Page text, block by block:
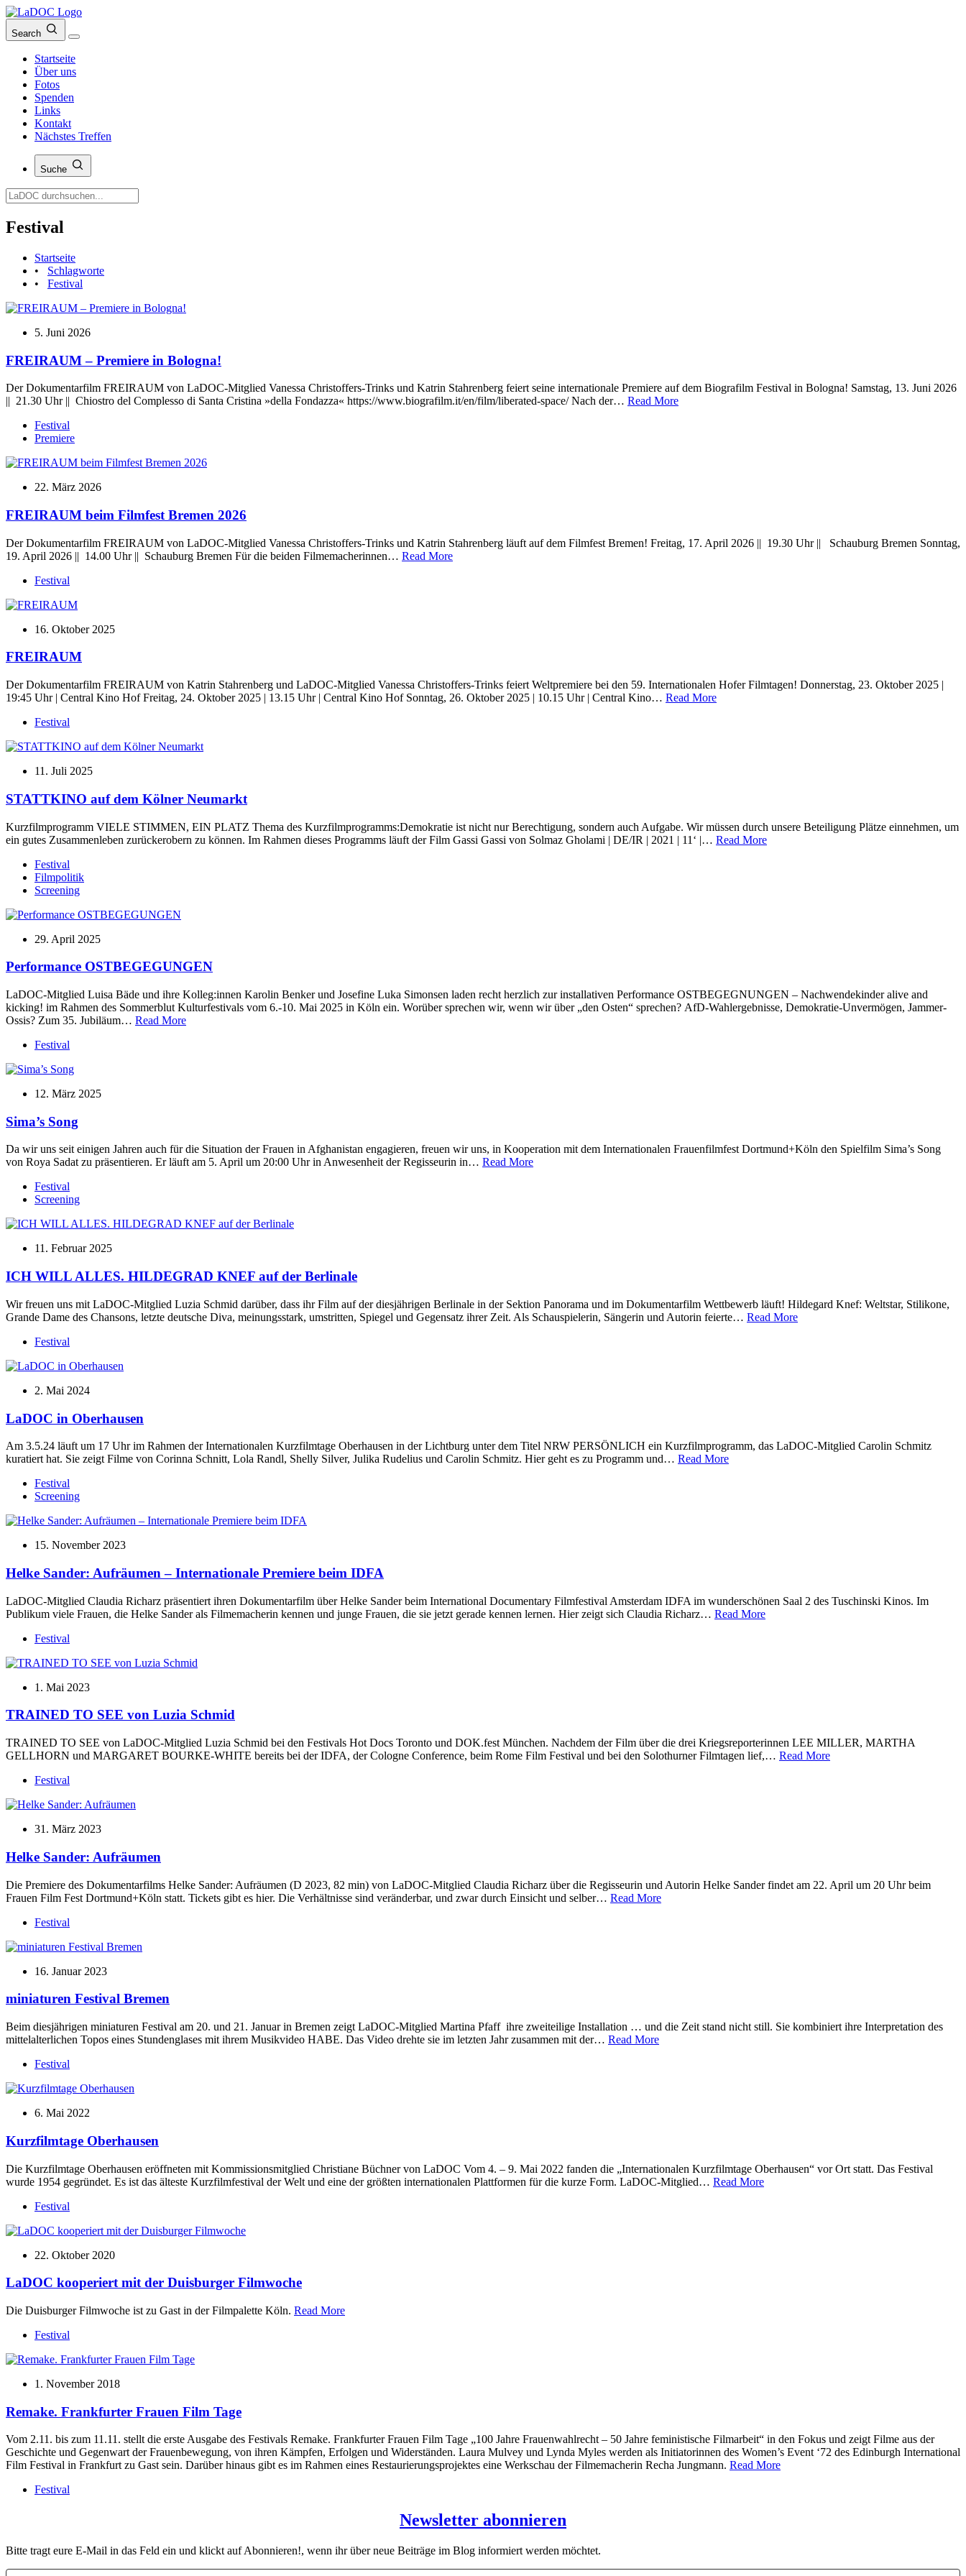
Search
Startseite
Über uns
Fotos
Spenden
Links
Kontakt
Nächstes Treffen
Suche
Festival
Startseite
• Schlagworte
• Festival
5. Juni 2026
FREIRAUM – Premiere in Bologna!
Der Dokumentarfilm FREIRAUM von LaDOC-Mitglied Vanessa Christoffers-Trinks und Katrin Stahrenberg feiert seine internationale Premiere auf dem Biografilm Festival in Bologna! Samstag, 13. Juni 2026
|| 21.30 Uhr || Chiostro del Complesso di Santa Cristina »della Fondazza« https://www.biografilm.it/en/film/liberated-space/ Nach der… Read More
Festival
Premiere
22. März 2026
FREIRAUM beim Filmfest Bremen 2026
Der Dokumentarfilm FREIRAUM von LaDOC-Mitglied Vanessa Christoffers-Trinks und Katrin Stahrenberg läuft auf dem Filmfest Bremen! Freitag, 17. April 2026 || 19.30 Uhr || Schauburg Bremen Sonntag,
19. April 2026 || 14.00 Uhr || Schauburg Bremen Für die beiden Filmemacherinnen… Read More
Festival
16. Oktober 2025
FREIRAUM
Der Dokumentarfilm FREIRAUM von Katrin Stahrenberg und LaDOC-Mitglied Vanessa Christoffers-Trinks feiert Weltpremiere bei den 59. Internationalen Hofer Filmtagen! Donnerstag, 23. Oktober 2025 |
19:45 Uhr | Central Kino Hof Freitag, 24. Oktober 2025 | 13.15 Uhr | Central Kino Hof Sonntag, 26. Oktober 2025 | 10.15 Uhr | Central Kino… Read More
Festival
11. Juli 2025
STATTKINO auf dem Kölner Neumarkt
Kurzfilmprogramm VIELE STIMMEN, EIN PLATZ Thema des Kurzfilmprogramms:Demokratie ist nicht nur Berechtigung, sondern auch Aufgabe. Wir müssen durch unsere Beteiligung Plätze einnehmen, um
ein gutes Zusammenleben zurückerobern zu können. Im Rahmen dieses Programms läuft der Film Gassi Gassi von Solmaz Gholami | DE/IR | 2021 | 11‘ |… Read More
Festival
Filmpolitik
Screening
29. April 2025
Performance OSTBEGEGUNGEN
LaDOC-Mitglied Luisa Bäde und ihre Kolleg:innen Karolin Benker und Josefine Luka Simonsen laden recht herzlich zur installativen Performance OSTBEGEGNUNGEN – Nachwendekinder alive and
kicking! im Rahmen des Sommerblut Kulturfestivals vom 6.-10. Mai 2025 in Köln ein. Worüber sprechen wir, wenn wir über „den Osten“ sprechen? AfD-Wahlergebnisse, Demokratie-Unvermögen, Jammer-
Ossis? Zum 35. Jubiläum… Read More
Festival
12. März 2025
Sima’s Song
Da wir uns seit einigen Jahren auch für die Situation der Frauen in Afghanistan engagieren, freuen wir uns, in Kooperation mit dem Internationalen Frauenfilmfest Dortmund+Köln den Spielfilm Sima’s Song
von Roya Sadat zu präsentieren. Er läuft am 5. April um 20:00 Uhr in Anwesenheit der Regisseurin in… Read More
Festival
Screening
11. Februar 2025
ICH WILL ALLES. HILDEGRAD KNEF auf der Berlinale
Wir freuen uns mit LaDOC-Mitglied Luzia Schmid darüber, dass ihr Film auf der diesjährigen Berlinale in der Sektion Panorama und im Dokumentarfilm Wettbewerb läuft! Hildegard Knef: Weltstar, Stilikone,
Grande Dame des Chansons, letzte deutsche Diva, meinungsstark, umstritten, Spiegel und Gegensatz ihrer Zeit. Als Schauspielerin, Sängerin und Autorin feierte… Read More
Festival
2. Mai 2024
LaDOC in Oberhausen
Am 3.5.24 läuft um 17 Uhr im Rahmen der Internationalen Kurzfilmtage Oberhausen in der Lichtburg unter dem Titel NRW PERSÖNLICH ein Kurzfilmprogramm, das LaDOC-Mitglied Carolin Schmitz
kuratiert hat. Sie zeigt Filme von Corinna Schnitt, Lola Randl, Shelly Silver, Julika Rudelius und Carolin Schmitz. Hier geht es zu Programm und… Read More
Festival
Screening
15. November 2023
Helke Sander: Aufräumen – Internationale Premiere beim IDFA
LaDOC-Mitglied Claudia Richarz präsentiert ihren Dokumentarfilm über Helke Sander beim International Documentary Filmfestival Amsterdam IDFA im wunderschönen Saal 2 des Tuschinski Kinos. Im
Publikum viele Frauen, die Helke Sander als Filmemacherin kennen und junge Frauen, die sie jetzt gerade kennen lernen. Hier zeigt sich Claudia Richarz… Read More
Festival
1. Mai 2023
TRAINED TO SEE von Luzia Schmid
TRAINED TO SEE von LaDOC-Mitglied Luzia Schmid bei den Festivals Hot Docs Toronto und DOK.fest München. Nachdem der Film über die drei Kriegsreporterinnen LEE MILLER, MARTHA
GELLHORN und MARGARET BOURKE-WHITE bereits bei der IDFA, der Cologne Conference, beim Rome Film Festival und bei den Solothurner Filmtagen lief,… Read More
Festival
31. März 2023
Helke Sander: Aufräumen
Die Premiere des Dokumentarfilms Helke Sander: Aufräumen (D 2023, 82 min) von LaDOC-Mitglied Claudia Richarz über die Regisseurin und Autorin Helke Sander findet am 22. April um 20 Uhr beim
Frauen Film Fest Dortmund+Köln statt. Tickets gibt es hier. Die Verhältnisse sind veränderbar, und zwar durch Einsicht und selber… Read More
Festival
16. Januar 2023
miniaturen Festival Bremen
Beim diesjährigen miniaturen Festival am 20. und 21. Januar in Bremen zeigt LaDOC-Mitglied Martina Pfaff ihre zweiteilige Installation … und die Zeit stand nicht still. Sie kombiniert ihre Interpretation des
mittelalterlichen Topos eines Stundenglases mit ihrem Musikvideo HABE. Das Video drehte sie im letzten Jahr zusammen mit der… Read More
Festival
6. Mai 2022
Kurzfilmtage Oberhausen
Die Kurzfilmtage Oberhausen eröffneten mit Kommissionsmitglied Christiane Büchner von LaDOC Vom 4. – 9. Mai 2022 fanden die „Internationalen Kurzfilmtage Oberhausen“ vor Ort statt. Das Festival
wurde 1954 gegründet. Es ist das älteste Kurzfilmfestival der Welt und eine der größten internationalen Plattformen für die kurze Form. LaDOC-Mitglied… Read More
Festival
22. Oktober 2020
LaDOC kooperiert mit der Duisburger Filmwoche
Die Duisburger Filmwoche ist zu Gast in der Filmpalette Köln. Read More
Festival
1. November 2018
Remake. Frankfurter Frauen Film Tage
Vom 2.11. bis zum 11.11. stellt die erste Ausgabe des Festivals Remake. Frankfurter Frauen Film Tage „100 Jahre Frauenwahlrecht – 50 Jahre feministische Filmarbeit“ in den Fokus und zeigt Filme aus der
Geschichte und Gegenwart der Frauenbewegung, von ihren Kämpfen, Erfolgen und Widerständen. Laura Mulvey und Lynda Myles werden als Initiatorinnen des Women’s Event ‘72 des Edinburgh International
Film Festival in Frankfurt zu Gast sein. Darüber hinaus gibt es im Rahmen eines Restaurierungsprojektes eine Werkschau der Filmemacherin Recha Jungmann. Read More
Festival
Newsletter abonnieren
Bitte tragt eure E-Mail in das Feld ein und klickt auf Abonnieren!, wenn ihr über neue Beiträge im Blog informiert werden möchtet.